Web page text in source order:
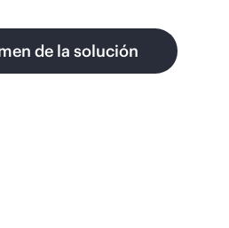
de la solución